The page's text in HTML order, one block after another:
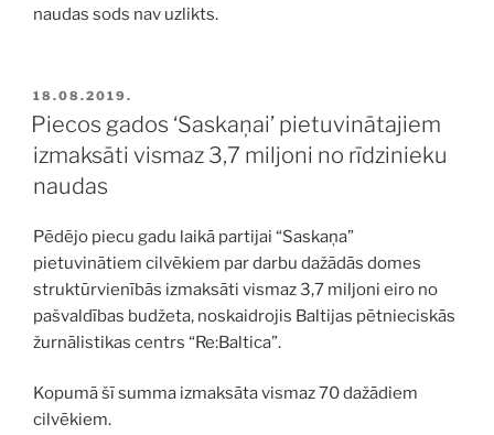
naudas sods nav uzlikts.
PUBLICĒTS
18.08.2019.
Piecos gados ‘Saskaņai’ pietuvinātajiem
izmaksāti vismaz 3,7 miljoni no rīdzinieku
naudas
Pēdējo piecu gadu laikā partijai “Saskaņa”
pietuvinātiem cilvēkiem par darbu dažādās domes
struktūrvienībās izmaksāti vismaz 3,7 miljoni eiro no
pašvaldības budžeta, noskaidrojis Baltijas pētnieciskās
žurnālistikas centrs “Re:Baltica”.
Kopumā šī summa izmaksāta vismaz 70 dažādiem
cilvēkiem.